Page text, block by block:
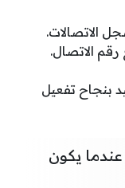
الاتصالات.
بنجاح تفعيل
يكون